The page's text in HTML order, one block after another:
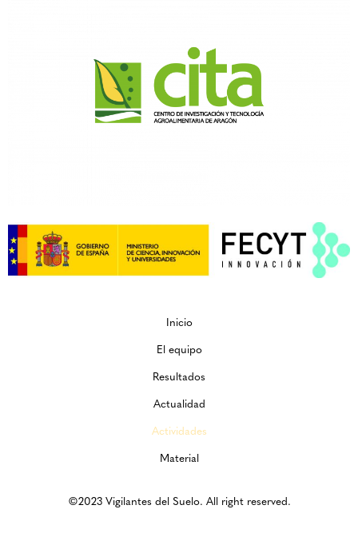
Inicio
El equipo
Resultados
Actualidad
Actividades
Material
©2023 Vigilantes del Suelo. All right reserved.